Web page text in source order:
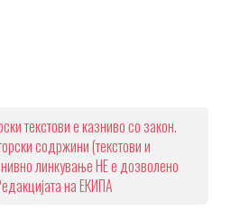
текстови е казниво со закон.
содржини (текстови и
линкување НЕ е дозволено
на ЕКИПА